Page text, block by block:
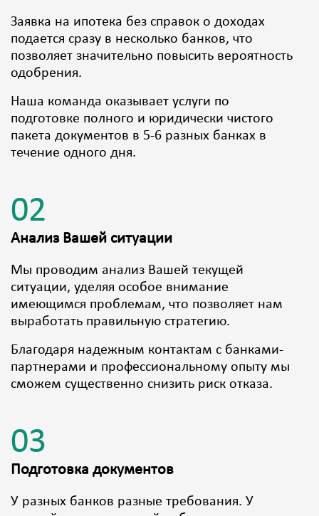
Заявка на ипотека без справок о доходах
подается сразу в несколько банков, что
позволяет значительно повысить вероятность
одобрения.
Наша команда оказывает услуги по
подготовке полного и юридически чистого
пакета документов в 5-6 разных банках в
течение одного дня.
02
Анализ Вашей ситуации
Мы проводим анализ Вашей текущей
ситуации, уделяя особое внимание
имеющимся проблемам, что позволяет нам
выработать правильную стратегию.
Благодаря надежным контактам с банками-
партнерами и профессиональному опыту мы
сможем существенно снизить риск отказа.
03
Подготовка документов
У разных банков разные требования. У